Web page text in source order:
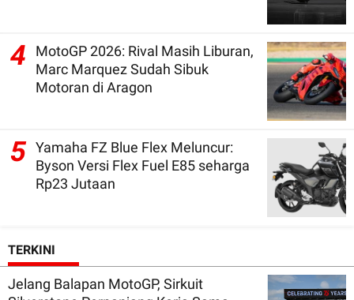
4
MotoGP 2026: Rival Masih Liburan,
Marc Marquez Sudah Sibuk
Motoran di Aragon
5 Yamaha FZ Blue Flex Meluncur:
Byson Versi Flex Fuel E85 seharga
Rp23 Jutaan
TERKINI
Jelang Balapan MotoGP, Sirkuit